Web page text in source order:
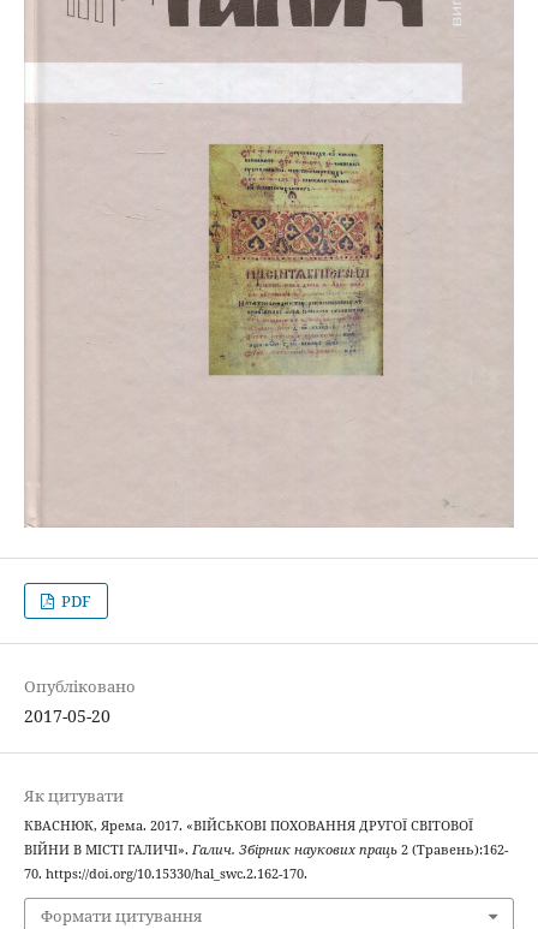
PDF
Опубліковано
2017-05-20
Як цитувати
КВАСНЮК, Ярема. 2017. «ВІЙСЬКОВІ ПОХОВАННЯ ДРУГОЇ СВІТОВОЇ
ВІЙНИ В МІСТІ ГАЛИЧІ». Галич. Збірник наукових праць2 (Травень):162-
70. https://doi.org/10.15330/hal_swc.2.162-170.
Формати цитування